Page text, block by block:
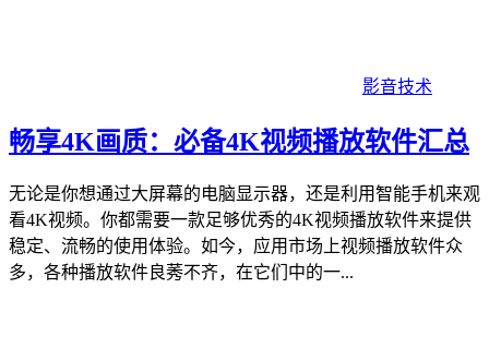
影音技术
畅享4K画质：必备4K视频播放软件汇总
无论是你想通过大屏幕的电脑显示器，还是利用智能手机来观
看4K视频。你都需要一款足够优秀的4K视频播放软件来提供
稳定、流畅的使用体验。如今，应用市场上视频播放软件众
多，各种播放软件良莠不齐，在它们中的一...